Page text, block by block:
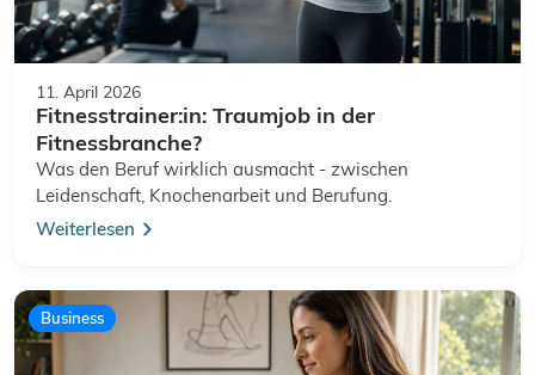
11. April 2026
Fitnesstrainer:in: Traumjob in der
Fitnessbranche?
Was den Beruf wirklich ausmacht - zwischen
Leidenschaft, Knochenarbeit und Berufung.
Weiterlesen
Business